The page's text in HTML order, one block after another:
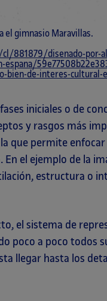
el gimnasio Maravillas.
881879/disenado-por-
bien-de-interes-cultural-
iniciales o de
y rasgos más
que permite
el ejemplo de la
estructura o
el sistema de
poco a poco todos
llegar hasta los